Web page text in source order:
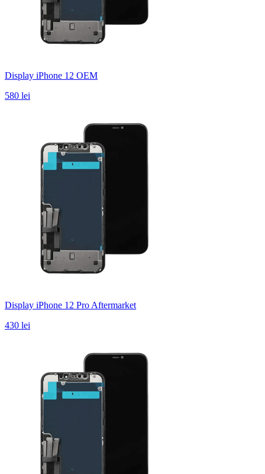
Display iPhone 12 OEM
580 lei
Display iPhone 12 Pro Aftermarket
430 lei